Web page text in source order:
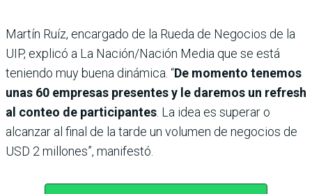
Martín Ruíz, encargado de la Rueda de Negocios de la
UIP, explicó a La Nación/Nación Media que se está
teniendo muy buena dinámica. “De momento tenemos
unas 60 empresas presentes y le daremos un refresh
al conteo de participantes . La idea es superar o
alcanzar al final de la tarde un volumen de negocios de
USD 2 millones”, manifestó.